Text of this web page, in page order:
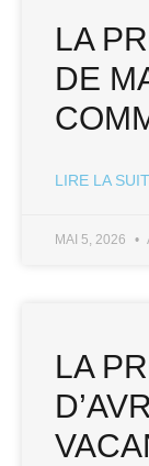
LA
DE
LIRE LA
MAI 5, 2026
LA